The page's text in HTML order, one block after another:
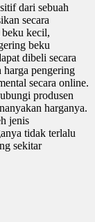
dari sebuah
secara
kecil,
beku
dibeli secara
pengering
secara online.
produsen
harganya.
jenis
tidak terlalu
sekitar